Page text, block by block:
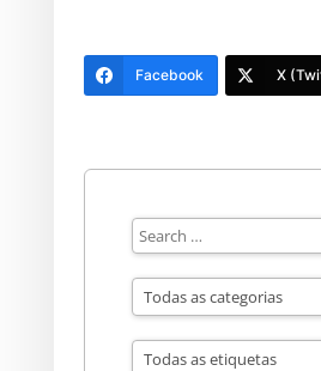
Facebook X